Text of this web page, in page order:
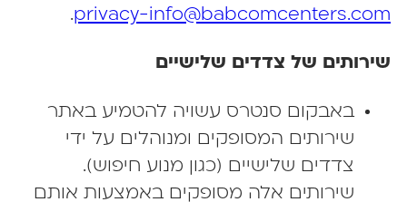
privacy-
.
של צדדים שלישיים
באבקום סנטרס עשויה להטמיע באתר
שירותים המסופקים ומנוהלים על ידי
צדדים שלישיים (כגון מנוע חיפוש).
שירותים אלה מסופקים באמצעות אותם